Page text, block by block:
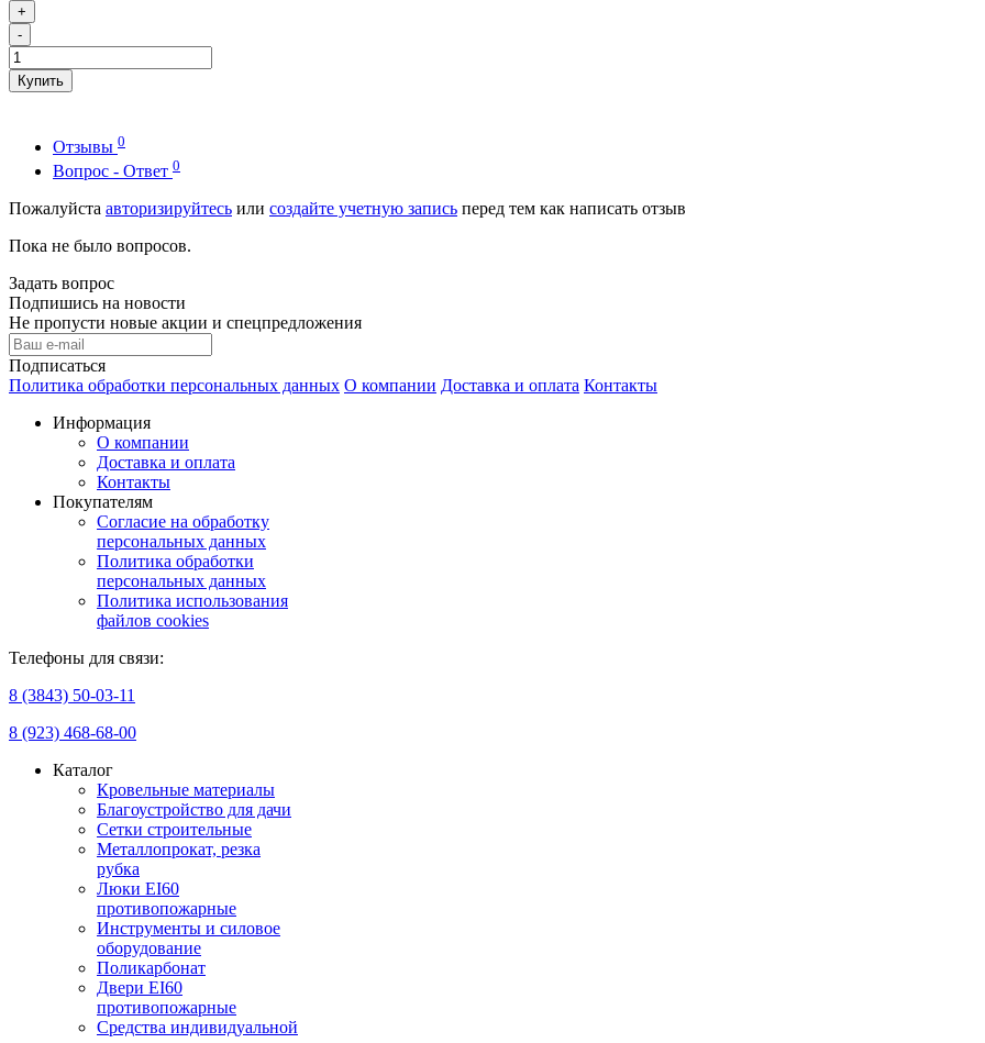
+
-
Купить
Отзывы 0
Вопрос - Ответ 0
Пожалуйста авторизируйтесь или создайте учетную запись перед тем как написать отзыв
Пока не было вопросов.
Задать вопрос
Подпишись на новости
Не пропусти новые акции и спецпредложения
Подписаться
Политика обработки персональных данных О компании Доставка и оплата Контакты
Информация
О компании
Доставка и оплата
Контакты
Покупателям
Согласие на обработку
персональных данных
Политика обработки
персональных данных
Политика использования
файлов cookies
Телефоны для связи:
8 (3843) 50-03-11
8 (923) 468-68-00
Каталог
Кровельные материалы
Благоустройство для дачи
Сетки строительные
Металлопрокат, резка
рубка
Люки EI60
противопожарные
Инструменты и силовое
оборудование
Поликарбонат
Двери EI60
противопожарные
Средства индивидуальной